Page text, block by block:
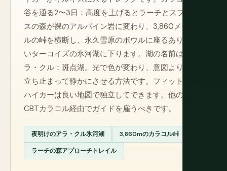
谷を通る2〜3日：高度を上げるとラーチとスプルー
スの森が裸のアルパイン岩に変わり、3,860メート
ルの峠を横断し、永久雪原のボウルに座るありえな
いターコイズの氷河湖に下ります。湖の名前はア
ラ・クル：斑点湖。光で色が変わり、意図より長く
立ち止まって静かにさせる方法です。フィットした
ハイカーは良い地図で独立してできます。他の人は
CBTカラコル経由でガイドを雇うべきです。
夜明けのアラ・クル氷河湖 3,860mのカラコル峠
ラーチの森アプローチトレイル